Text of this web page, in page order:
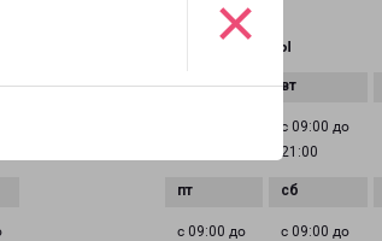
×
ГРАФИК РАБОТЫ
с 09:00 до
21:00
с 09:00 до
с 09:00 до